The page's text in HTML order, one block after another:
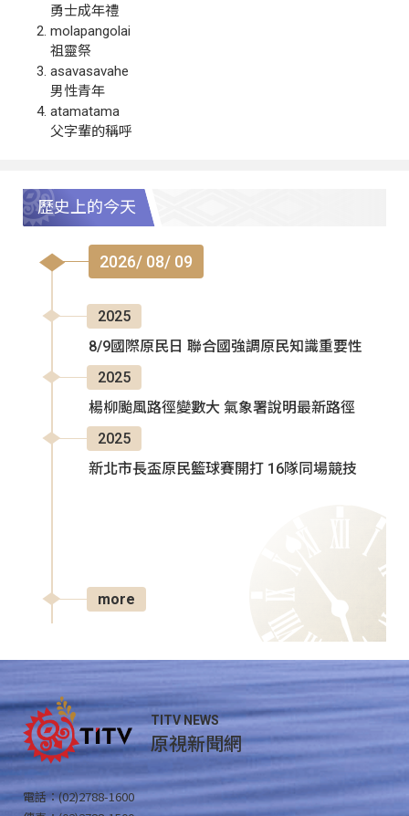
勇士成年禮
molapangolai
祖靈祭
asavasavahe
男性青年
atamatama
父字輩的稱呼
歷史上的今天
2026/ 08/ 09
2025
8/9國際原民日 聯合國強調原民知識重要性
2025
楊柳颱風路徑變數大 氣象署說明最新路徑
2025
新北市長盃原民籃球賽開打 16隊同場競技
more
TITV NEWS
原視新聞網
電話：(02)2788-1600